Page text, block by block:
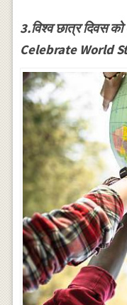
3.विश्व छात्र दिवस
Celebrate World